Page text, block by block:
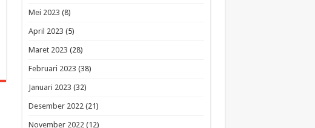
Mei 2023 (8)
April 2023 (5)
Maret 2023 (28)
Februari 2023 (38)
Januari 2023 (32)
Desember 2022(21)
November 2022(12)